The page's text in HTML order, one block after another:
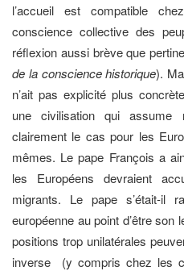
l’accueil est compatible
conscience collective des
réflexion aussi brève que
de la conscience historique).
n’ait pas explicité plus
une civilisation qui assume
clairement le cas pour les
mêmes. Le pape François a
les Européens devraient
migrants. Le pape s’était-il
européenne au point d’être son
positions trop unilatérales
inverse (y compris chez les